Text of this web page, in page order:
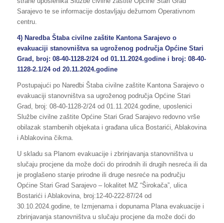
Sarajevo te se informacije dostavljaju dežurnom Operativnom
centru.
4) Naredba Štaba civilne zaštite Kantona Sarajevo o
evakuaciji stanovništva sa ugroženog područja Općine Stari
Grad, broj: 08-40-1128-2/24 od 01.11.2024.godine i broj: 08-40-
1128-2.1/24 od 20.11.2024.godine
Postupajući po Naredbi Štaba civilne zaštite Kantona Sarajevo o
evakuaciji stanovništva sa ugroženog područja Općine Stari
Grad, broj: 08-40-1128-2/24 od 01.11.2024.godine, uposlenici
Službe civilne zaštite Općine Stari Grad Sarajevo redovno vrše
obilazak stambenih objekata i građana ulica Bostarići, Ablakovina
i Ablakovina čikma.
U skladu sa Planom evakuacije i zbrinjavanja stanovništva u
slučaju procjene da može doći do prirodnih ili drugih nesreća ili da
je proglašeno stanje prirodne ili druge nesreće na području
Općine Stari Grad Sarajevo – lokalitet MZ “Širokača”, ulica
Bostarići i Ablakovina, broj:12-40-222-87/24 od
30.10.2024.godine, te Izmjenama i dopunama Plana evakuacije i
zbrinjavanja stanovništva u slučaju procjene da može doći do